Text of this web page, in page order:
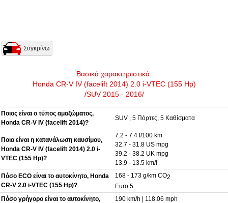
Συγκρίνω
Βασικά χαρακτηριστικά:
Honda CR-V IV (facelift 2014) 2.0 i-VTEC (155 Hp)
/SUV 2015 - 2016/
Ποιος είναι ο τύπος αμαξώματος,
Honda CR-V IV (facelift 2014)?
SUV , 5 Πόρτες, 5 Καθίσματα
Ποια είναι η κατανάλωση καυσίμου,
Honda CR-V IV (facelift 2014) 2.0 i-
VTEC (155 Hp)?
7.2 - 7.4 l/100 km
32.7 - 31.8 US mpg
39.2 - 38.2 UK mpg
13.9 - 13.5 km/l
Πόσο ECO είναι το αυτοκίνητο, Honda
CR-V 2.0 i-VTEC (155 Hp)?
168 - 173 g/km CO2
Euro 5
Πόσο γρήγορο είναι το αυτοκίνητο,
190 km/h | 118.06 mph